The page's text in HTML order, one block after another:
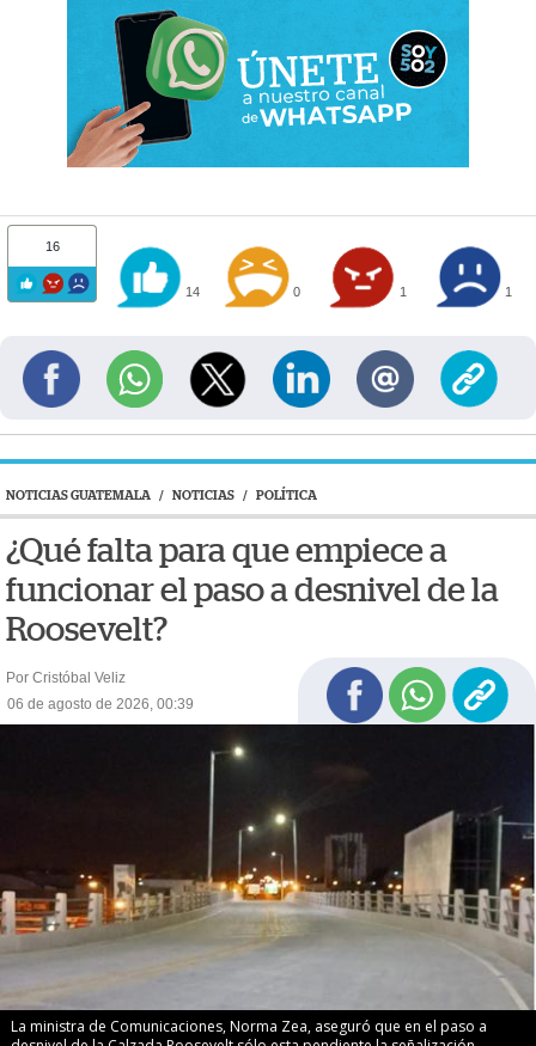
16
14 0 1 1
NOTICIAS GUATEMALA / NOTICIAS / POLÍTICA
¿Qué falta para que empiece a
funcionar el paso a desnivel de la
Roosevelt?
Por Cristóbal Veliz
06 de agosto de 2026, 00:39
La ministra de Comunicaciones, Norma Zea, aseguró que en el paso a